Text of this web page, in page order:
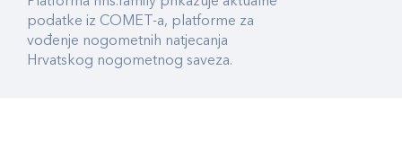
podatke iz COMET-a, platforme za
vođenje nogometnih natjecanja
Hrvatskog nogometnog saveza.